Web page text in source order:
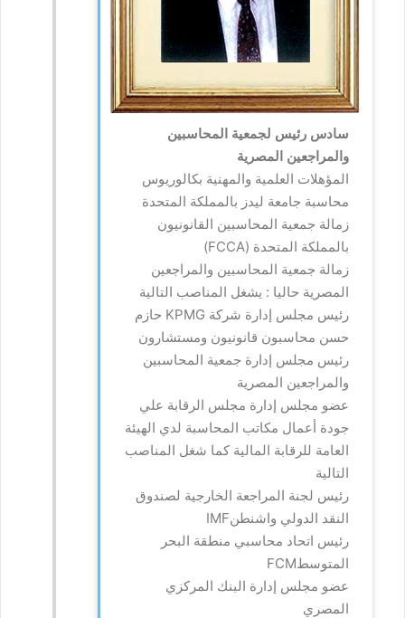
سادس رئيس لجمعية المحاسبين
والمراجعين المصرية
المؤهلات العلمية والمهنية بكالوريوس
محاسبة جامعة ليدز بالمملكة المتحدة
زمالة جمعية المحاسبين القانونيون
بالمملكة المتحدة (FCCA
)
زمالة جمعية المحاسبين والمراجعين
المصرية حاليا : يشغل المناصب التالية
رئيس مجلس إدارة شركة KPMG حازم
حسن محاسبون قانونيون ومستشارون
رئيس مجلس إدارة جمعية المحاسبين
والمراجعين المصرية
عضو مجلس إدارة مجلس الرقابة علي
جودة أعمال مكاتب المحاسبة لدي الهيئة
العامة للرقابة المالية كما شغل المناصب
التالية
رئيس لجنة المراجعة الخارجية لصندوق
النقد الدولي واشنطنIMF
رئيس اتحاد محاسبي منطقة البحر
المتوسطFCM
عضو مجلس إدارة البنك المركزي
المصري